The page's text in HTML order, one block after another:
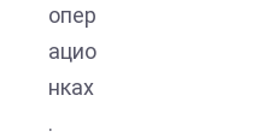
опер
ацио
нках
.